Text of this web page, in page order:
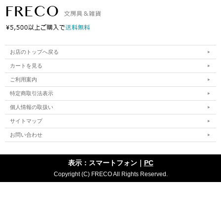
ご指定のページは見つかりません。 削除されたかＵＲＬが変更され
たため表示できません。
お店のトップへ戻る
カートを見る
ご利用案内
特定商取引法表示
個人情報の取扱い
サイトマップ
お問い合わせ
表示：スマートフォン｜ PC
Copyright (C) FRECO All Rights Reserved.